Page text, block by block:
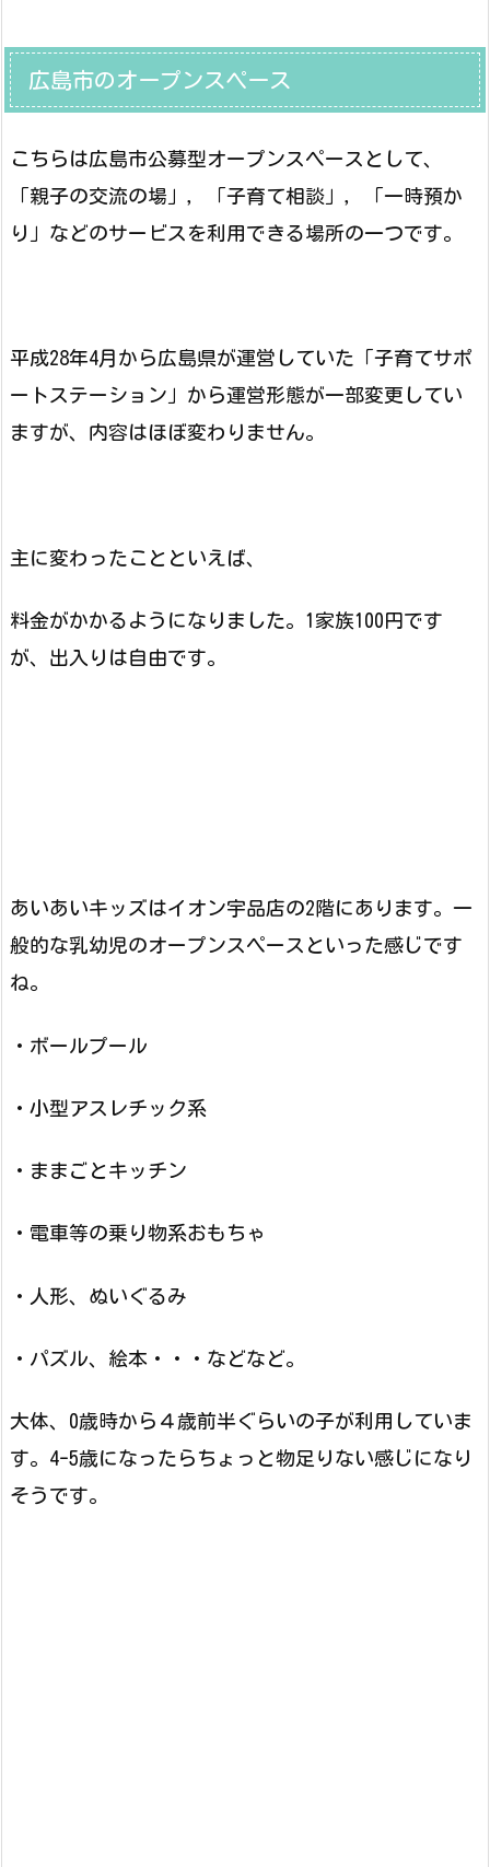
広島市のオープンスペース
こちらは広島市公募型オープンスペースとして、
「親子の交流の場」，「子育て相談」，「一時預か
り」などのサービスを利用できる場所の一つです。
平成28年4月から広島県が運営していた「子育てサポ
ートステーション」から運営形態が一部変更してい
ますが、内容はほぼ変わりません。
主に変わったことといえば、
料金がかかるようになりました。1家族100円です
が、出入りは自由です。
あいあいキッズはイオン宇品店の2階にあります。一
般的な乳幼児のオープンスペースといった感じです
ね。
・ボールプール
・小型アスレチック系
・ままごとキッチン
・電車等の乗り物系おもちゃ
・人形、ぬいぐるみ
・パズル、絵本・・・などなど。
大体、0歳時から４歳前半ぐらいの子が利用していま
す。4-5歳になったらちょっと物足りない感じになり
そうです。